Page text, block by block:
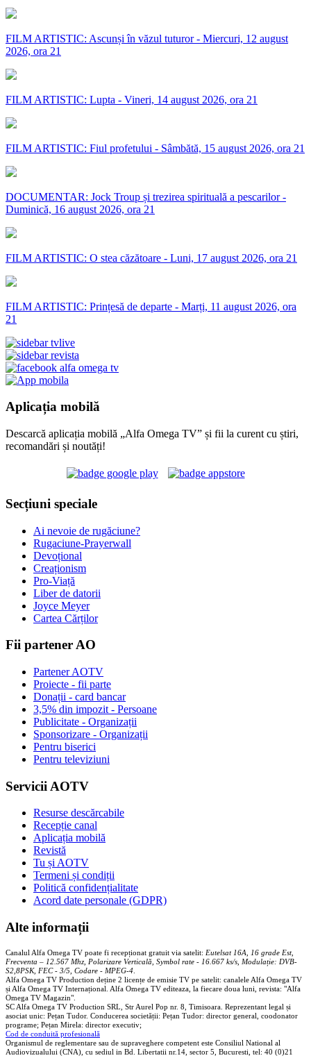
FILM ARTISTIC: Ascunși în văzul tuturor - Miercuri, 12 august
2026, ora 21
FILM ARTISTIC: Lupta - Vineri, 14 august 2026, ora 21
FILM ARTISTIC: Fiul profetului - Sâmbătă, 15 august 2026, ora 21
DOCUMENTAR: Jock Troup și trezirea spirituală a pescarilor -
Duminică, 16 august 2026, ora 21
FILM ARTISTIC: O stea căzătoare - Luni, 17 august 2026, ora 21
FILM ARTISTIC: Prințesă de departe - Marți, 11 august 2026, ora
21
Aplicația mobilă
Descarcă aplicația mobilă „Alfa Omega TV” și fii la curent cu știri,
recomandări și noutăți!
Secțiuni speciale
Ai nevoie de rugăciune?
Rugaciune-Prayerwall
Devoțional
Creaționism
Pro-Viață
Liber de datorii
Joyce Meyer
Cartea Cărților
Fii partener AO
Partener AOTV
Proiecte - fii parte
Donații - card bancar
3,5% din impozit - Persoane
Publicitate - Organizații
Sponsorizare - Organizații
Pentru biserici
Pentru televiziuni
Servicii AOTV
Resurse descărcabile
Recepție canal
Aplicația mobilă
Revistă
Tu și AOTV
Termeni și condiții
Politică confidențialitate
Acord date personale (GDPR)
Alte informații
Canalul Alfa Omega TV poate fi recepționat gratuit via satelit: Eutelsat 16A, 16 grade Est,
Frecventa – 12.567 Mhz, Polarizare Verticală, Symbol rate - 16.667 ks/s, Modulație: DVB-
S2,8PSK, FEC - 3/5, Codare - MPEG-4
Alfa Omega TV Production deține 2 licențe de emisie TV pe satelit: canalele Alfa Omega TV
și Alfa Omega TV Internațional. Alfa Omega TV editeaza, la fiecare doua luni, revista: "Alfa
Omega TV Magazin".
SC Alfa Omega TV Production SRL, Str Aurel Pop nr. 8, Timisoara. Reprezentant legal și
asociat unic: Pețan Tudor. Conducerea societății: Pețan Tudor: director general, coodonator
programe; Pețan Mirela: director executiv;
Cod de conduită profesională
Organismul de reglementare sau de supraveghere competent este Consiliul National al
Audiovizualului (CNA), cu sediul in Bd. Libertatii nr.14, sector 5, Bucuresti, tel: 40 (0)21